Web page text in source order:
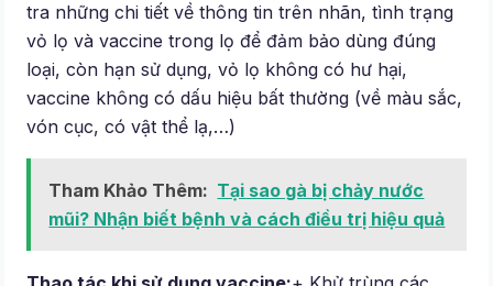
tra những chi tiết về thông tin trên nhãn, tình trạng
vỏ lọ và vaccine trong lọ để đảm bảo dùng đúng
loại, còn hạn sử dụng, vỏ lọ không có hư hại,
vaccine không có dấu hiệu bất thường (về màu sắc,
vón cục, có vật thể lạ,…)
Tham Khảo Thêm: Tại sao gà bị chảy nước
mũi? Nhận biết bệnh và cách điều trị hiệu quả